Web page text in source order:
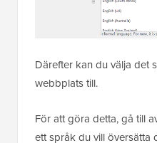
Därefter kan du välja det
webbplats till.
För att göra detta, gå till
ett språk du vill översätta